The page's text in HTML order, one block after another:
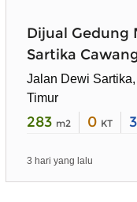
Dijual Gedung
Sartika
Jalan Dewi
Timur
283 m2 0 KT 3
3 hari yang lalu